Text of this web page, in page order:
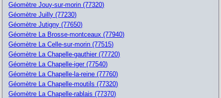
Géomètre Jouy-sur-morin (77320)
Géomètre Juilly (77230)
Géomètre Jutigny (77650)
Géomètre La Brosse-montceaux (77940)
Géomètre La Celle-sur-morin (77515)
Géomètre La Chapelle-gauthier (77720)
Géomètre La Chapelle-iger (77540)
Géomètre La Chapelle-la-reine (77760)
Géomètre La Chapelle-moutils (77320)
Géomètre La Chapelle-rablais (77370)